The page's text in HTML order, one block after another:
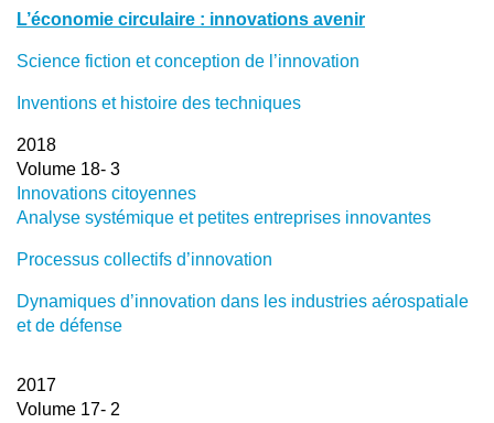
L’économie circulaire : innovations avenir
Science fiction et conception de l’innovation
Inventions et histoire des techniques
2018
Volume 18- 3
Innovations citoyennes
Analyse systémique et petites entreprises innovantes
Processus collectifs d’innovation
Dynamiques d’innovation dans les industries aérospatiale
et de défense
2017
Volume 17- 2